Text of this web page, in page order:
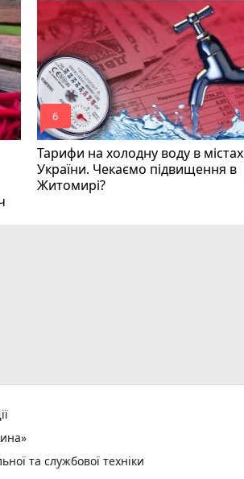
Тарифи на холодну воду в містах
України. Чекаємо підвищення в
Житомирі?
mode_comment
6
та службової техніки